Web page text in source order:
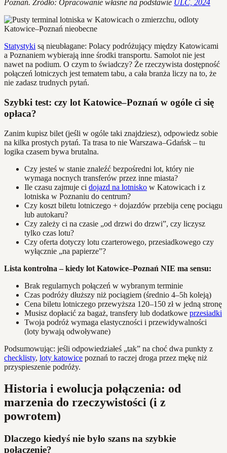
Poznań. Źródło: Opracowanie własne na podstawie ULC, 2024
Statystyki są nieubłagane: Polacy podróżujący między Katowicami
a Poznaniem wybierają inne środki transportu. Samolot nie jest
nawet na podium. O czym to świadczy? Że rzeczywista dostępność
połączeń lotniczych jest tematem tabu, a cała branża liczy na to, że
nie zadasz trudnych pytań.
Szybki test: czy lot Katowice–Poznań w ogóle ci się
opłaca?
Zanim kupisz bilet (jeśli w ogóle taki znajdziesz), odpowiedz sobie
na kilka prostych pytań. Ta trasa to nie Warszawa–Gdańsk – tu
logika czasem bywa brutalna.
Czy jesteś w stanie znaleźć bezpośredni lot, który nie
wymaga nocnych transferów przez inne miasta?
Ile czasu zajmuje ci dojazd na lotnisko w Katowicach i z
lotniska w Poznaniu do centrum?
Czy koszt biletu lotniczego + dojazdów przebija cenę pociągu
lub autokaru?
Czy zależy ci na czasie „od drzwi do drzwi”, czy liczysz
tylko czas lotu?
Czy oferta dotyczy lotu czarterowego, przesiadkowego czy
wyłącznie „na papierze”?
Lista kontrolna – kiedy lot Katowice–Poznań NIE ma sensu:
Brak regularnych połączeń w wybranym terminie
Czas podróży dłuższy niż pociągiem (średnio 4–5h koleją)
Cena biletu lotniczego przewyższa 120–150 zł w jedną stronę
Musisz dopłacić za bagaż, transfery lub dodatkowe przesiadki
Twoja podróż wymaga elastyczności i przewidywalności
(loty bywają odwoływane)
Podsumowując: jeśli odpowiedziałeś „tak” na choć dwa punkty z
checklisty, loty katowice poznań to raczej droga przez mękę niż
przyspieszenie podróży.
Historia i ewolucja połączenia: od
marzenia do rzeczywistości (i z
powrotem)
Dlaczego kiedyś nie było szans na szybkie
połączenie?